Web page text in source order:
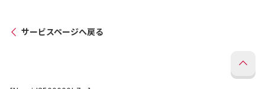
サービスページへ戻る